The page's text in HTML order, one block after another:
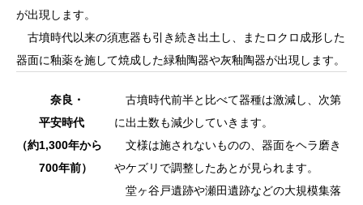
が出現します。
古墳時代以来の須恵器も引き続き出土し、またロクロ成形した
器面に釉薬を施して焼成した緑釉陶器や灰釉陶器が出現します。
奈良・
平安時代
（約1,300年から
700年前）
古墳時代前半と比べて器種は激減し、次第
に出土数も減少していきます。
文様は施されないものの、器面をヘラ磨き
やケズリで調整したあとが見られます。
堂ヶ谷戸遺跡や瀬田遺跡などの大規模集落